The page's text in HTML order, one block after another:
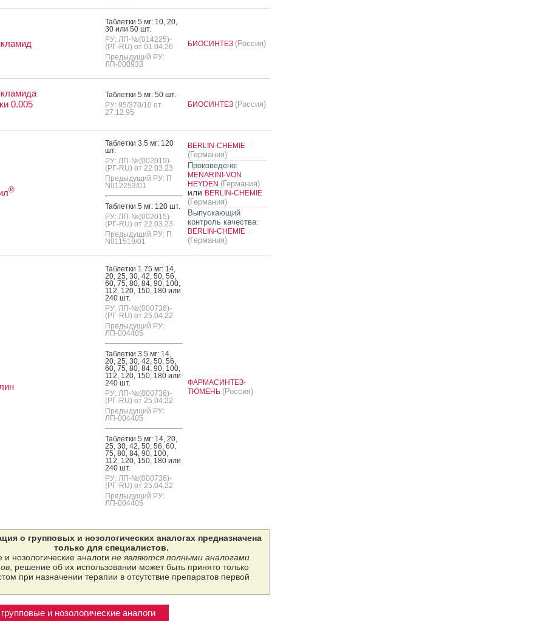
Таб­летки 5 мг: 10, 20,
30 или 50 шт.
РУ: ЛП-№(014225)-
(РГ-RU) от 01.04.26
Предыдущий РУ:
ЛП-000933
БИОСИНТЕЗ (Россия)
0.005
Таб­летки 5 мг: 50 шт.
РУ: 95/370/10 от
27.12.95
БИОСИНТЕЗ (Россия)
®
Таб­летки 3.5 мг: 120
шт.
РУ: ЛП-№(002019)-
(РГ-RU) от 22.03.23
Предыдущий РУ: П
N012253/01
Таб­летки 5 мг: 120 шт.
РУ: ЛП-№(002015)-
(РГ-RU) от 22.03.23
Предыдущий РУ: П
N011519/01
BERLIN-CHEMIE
(Германия)
Произведено:
MENARINI-VON
HEYDEN (Германия)
или BERLIN-CHEMIE
(Германия)
Выпускающий
контроль качества:
BERLIN-CHEMIE
(Германия)
Таб­летки 1.75 мг: 14,
20, 25, 30, 42, 50, 56,
60, 75, 80, 84, 90, 100,
112, 120, 150, 180 или
240 шт.
РУ: ЛП-№(000736)-
(РГ-RU) от 25.04.22
Предыдущий РУ:
ЛП-004405
Таб­летки 3.5 мг: 14,
20, 25, 30, 42, 50, 56,
60, 75, 80, 84, 90, 100,
112, 120, 150, 180 или
240 шт.
РУ: ЛП-№(000736)-
(РГ-RU) от 25.04.22
Предыдущий РУ:
ЛП-004405
Таб­летки 5 мг: 14, 20,
25, 30, 42, 50, 56, 60,
75, 80, 84, 90, 100,
112, 120, 150, 180 или
240 шт.
РУ: ЛП-№(000736)-
(РГ-RU) от 25.04.22
Предыдущий РУ:
ЛП-004405
ФАРМАСИНТЕЗ-
ТЮМЕНЬ (Россия)
о групповых и нозологических аналогах предназначена
только для специалистов.
и нозологические аналоги не являются полными аналогами
, решение об их использовании может быть принято только
при назначении терапии в отсутствие препаратов первой
и нозологические аналоги